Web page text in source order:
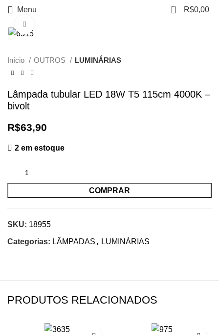
Menu 0 R$0,00
Início OUTROS LUMINÁRIAS
Lâmpada tubular LED 18W T5 115cm 4000K –
bivolt
R$63,90
2 em estoque
COMPRAR
SKU: 18955
Categorias: LÂMPADAS , LUMINÁRIAS
PRODUTOS RELACIONADOS